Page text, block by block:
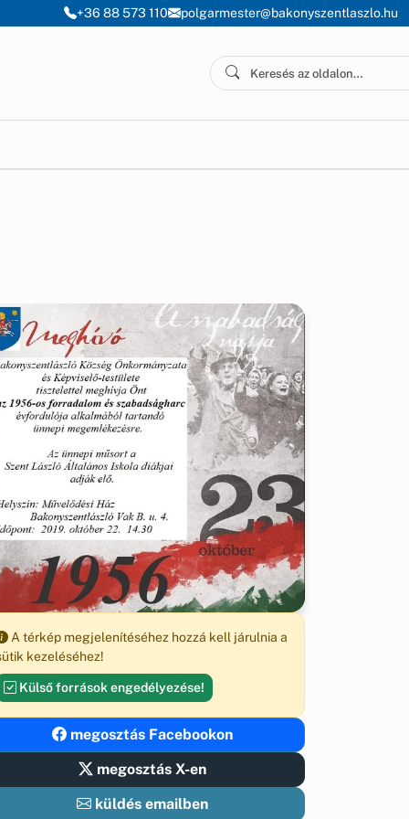
+36 88 573 110 polgarmester@bakonyszentlaszlo.hu
A térkép megjelenítéséhez hozzá kell járulnia a
kezeléséhez!
Külső források engedélyezése!
megosztás Facebookon
megosztás X-en
küldés emailben